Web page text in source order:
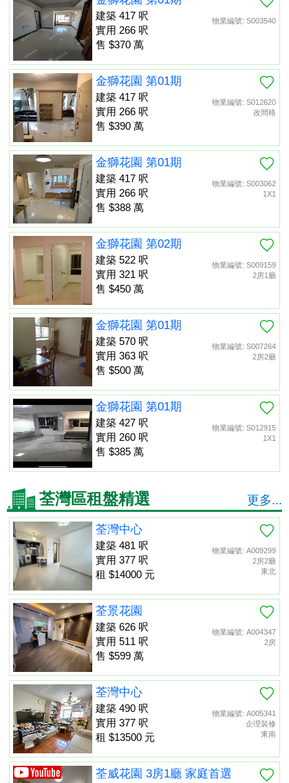
物業編號: S003540
建築 417 呎
實用 266 呎
售 $370 萬
物業編號: S012620
改間格
金獅花園 第01期
建築 417 呎
實用 266 呎
售 $390 萬
物業編號: S003062
1X1
金獅花園 第01期
建築 417 呎
實用 266 呎
售 $388 萬
物業編號: S009159
2房1廳
金獅花園 第02期
建築 522 呎
實用 321 呎
售 $450 萬
物業編號: S007264
2房2廳
金獅花園 第01期
建築 570 呎
實用 363 呎
售 $500 萬
物業編號: S012915
1X1
金獅花園 第01期
建築 427 呎
實用 260 呎
售 $385 萬
荃灣區租盤精選 更多...
物業編號: A009299
2房2廳
東北
荃灣中心
建築 481 呎
實用 377 呎
租 $14000 元
物業編號: A004347
2房
荃景花園
建築 626 呎
實用 511 呎
售 $599 萬
物業編號: A005341
企理裝修
東南
荃灣中心
建築 490 呎
實用 377 呎
租 $13500 元
荃威花園 3房1廳 家庭首選